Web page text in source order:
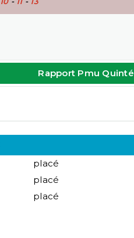
Rapport Pmu Quinté
placé
placé
placé